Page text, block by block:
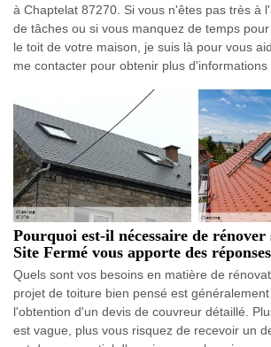
à Chaptelat 87270. Si vous n'êtes pas très à
de tâches ou si vous manquez de temps
le toit de votre maison, je suis là pour vous
me contacter pour obtenir plus d'informations
Pourquoi est-il nécessaire de
Site Fermé vous apporte des réponses
Quels sont vos besoins en matière de
projet de toiture bien pensé est
l'obtention d'un devis de couvreur détaillé.
est vague, plus vous risquez de recevoir un